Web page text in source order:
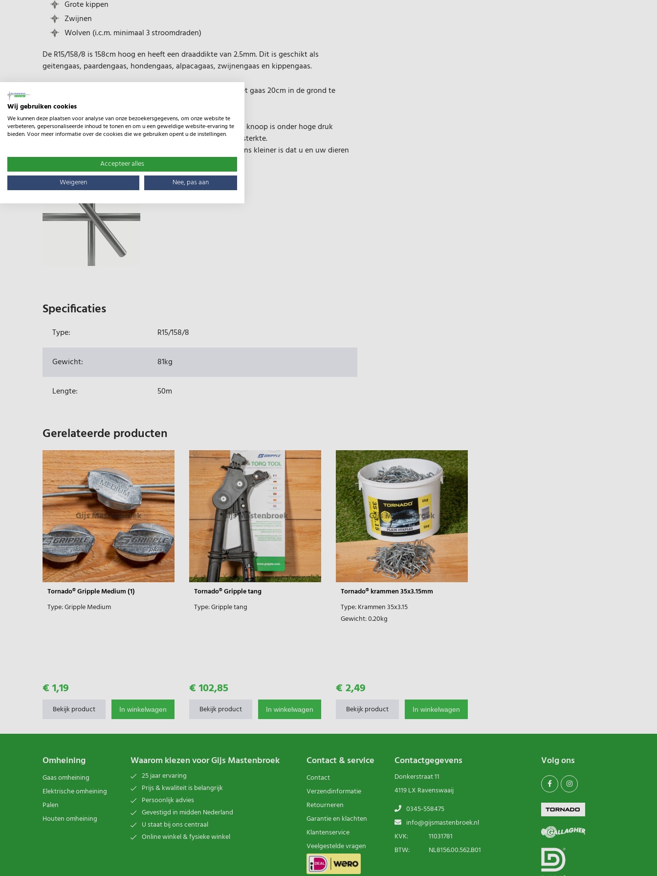
Grote kippen
Zwijnen
Wolven (i.c.m. minimaal 3 stroomdraden)
De R15/158/8 is 158cm hoog en heeft een draaddikte van 2.5mm. Dit is geschikt als
geitengaas, paardengaas, hondengaas, alpacagaas, zwijnengaas en kippengaas.
Wilt u dit gaas tegen zwijnen gebruiken? Wij adviseren u het gaas 20cm in de grond te
graven tegen wroeten.
Het gaas is geknoopt door middel van de Torus knoop, deze knoop is onder hoge druk
gebonden en bestaat uit één verticale draad voor optimale sterkte.
De Torus knoop heeft geen scherpe randen, waardoor de kans kleiner is dat u en uw dieren
zich hieraan bezeren.
Specificaties
Type: R15/158/8
Gewicht: 81kg
Lengte: 50m
Gerelateerde producten
Tornado® Gripple Medium (1)
Type:Gripple Medium
€ 1,19
Bekijk product In winkelwagen
Tornado® Gripple tang
Type:Gripple tang
€ 102,85
Bekijk product In winkelwagen
Tornado® krammen 35x3.15mm
Type:Krammen 35x3.15
Gewicht:0.20kg
€ 2,49
Bekijk product In winkelwagen
Omheining
Gaas omheining
Elektrische omheining
Palen
Houten omheining
Waarom kiezen voor Gijs Mastenbroek
25 jaar ervaring
Prijs & kwaliteit is belangrijk
Persoonlijk advies
Gevestigd in midden Nederland
U staat bij ons centraal
Online winkel & fysieke winkel
Contact & service
Contact
Verzendinformatie
Retourneren
Garantie en klachten
Klantenservice
Veelgestelde vragen
Contactgegevens
Donkerstraat 11
4119 LX Ravenswaaij
0345-558475
info@gijsmastenbroek.nl
KVK:
11031781
BTW:
NL8156.00.562.B01
Volg ons
Wij gebruiken cookies
We kunnen deze plaatsen voor analyse van onze bezoekersgegevens, om onze website te
verbeteren, gepersonaliseerde inhoud te tonen en om u een geweldige website-ervaring te
bieden. Voor meer informatie over de cookies die we gebruiken opent u de instellingen.
Accepteer alles
Weigeren
Nee, pas aan